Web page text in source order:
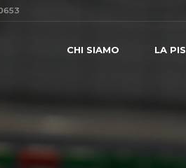
CHI SIAMO LA